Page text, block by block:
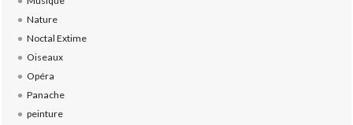
Nature
Noctal Extime
Oiseaux
Opéra
Panache
peinture